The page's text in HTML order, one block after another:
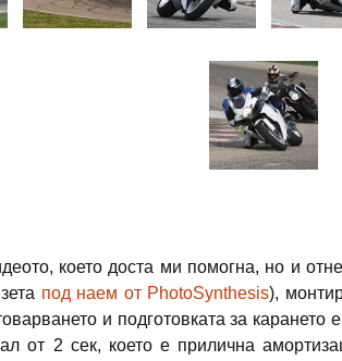
което доста ми помогна, но и
под наем от PhotoSynthesis),
и подготовката за
от 2 сек, което е прилична